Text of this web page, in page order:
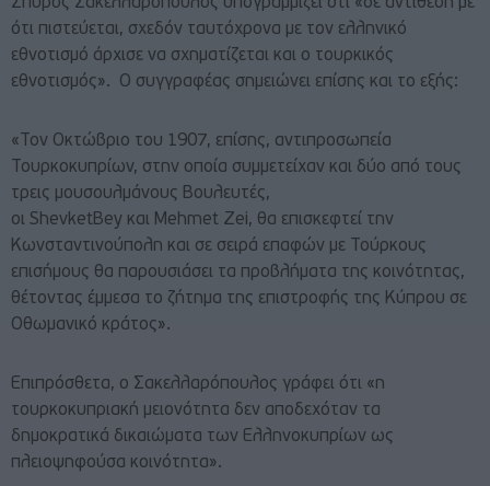
ότι πιστεύεται, σχεδόν ταυτόχρονα με τον ελληνικό
εθνοτισμό άρχισε να σχηματίζεται και ο τουρκικός
εθνοτισμός». Ο συγγραφέας σημειώνει επίσης και το εξής:
«Τον Οκτώβριο του 1907, επίσης, αντιπροσωπεία
Τουρκοκυπρίων, στην οποία συμμετείχαν και δύο από τους
τρεις μουσουλμάνους Βουλευτές,
οι ShevketBey και Mehmet Zei, θα επισκεφτεί την
Κωνσταντινούπολη και σε σειρά επαφών με Τούρκους
επισήμους θα παρουσιάσει τα προβλήματα της κοινότητας,
θέτοντας έμμεσα το ζήτημα της επιστροφής της Κύπρου σε
Οθωμανικό κράτος».
Επιπρόσθετα, ο Σακελλαρόπουλος γράφει ότι «η
τουρκοκυπριακή μειονότητα δεν αποδεχόταν τα
δημοκρατικά δικαιώματα των Ελληνοκυπρίων ως
πλειοψηφούσα κοινότητα».